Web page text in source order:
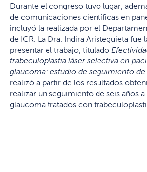
Durante el congreso tuvo lugar,
de comunicaciones científicas en
incluyó la realizada por el
de ICR. La Dra. Indira Aristeguieta fue
presentar el trabajo, titulado
trabeculoplastia láser selectiva en
glaucoma: estudio de seguimiento de
realizó a partir de los resultados
realizar un seguimiento de seis años
glaucoma tratados con